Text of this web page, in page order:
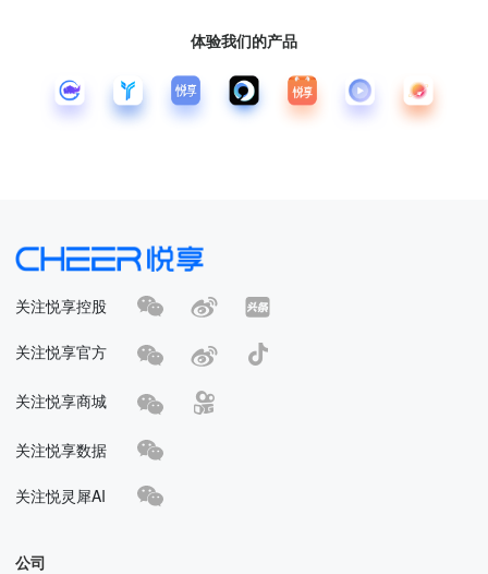
体验我们的产品
关注悦享控股
关注悦享官方
关注悦享商城
关注悦享数据
关注悦灵犀AI
公司